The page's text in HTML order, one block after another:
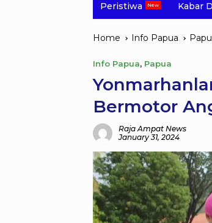
Peristiwa Kabar
Home Info Papua
Info Papua, Papua
Bermotor
Raja Ampat News
January 31, 2024